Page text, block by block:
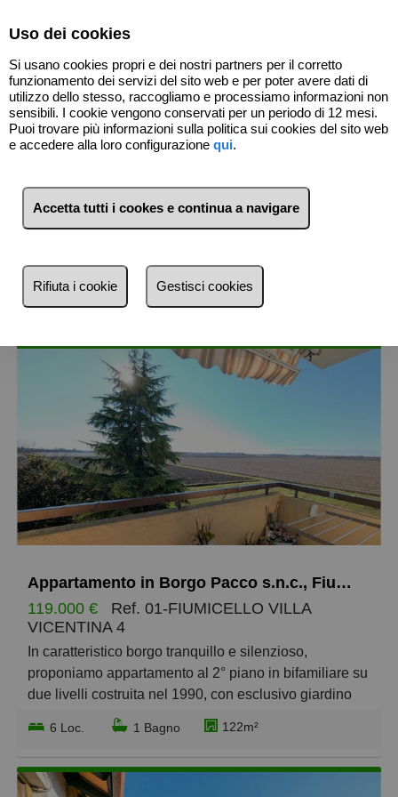
3 Immobili Fiumicello Villa Vicentina
(Udine)
Lista Mappa
Più recente
Meno recente
più piccoli
più grandi
Appartamento in Borgo Pacco s.n.c., Fiumicello Villa Vicentina
119.000 €
Ref. 01-FIUMICELLO VILLA
VICENTINA 4
proponiamo appartamento al 2° piano in bifamiliare su
due livelli costruita nel 1990, con esclusivo giardino
privato con pollaio e vista aperta sul verde.
L'immobile è disposto così:
Per accedere all'appartamento al 2°piano c'è un
6 Loc. 1 Bagno 122m²
Uso dei cookies
Si usano cookies propri e dei nostri partners per il corretto
funzionamento dei servizi del sito web e per poter avere dati di
utilizzo dello stesso, raccogliamo e processiamo informazioni non
sensibili. I cookie vengono conservati per un periodo di 12 mesi.
Puoi trovare più informazioni sulla politica sui cookies del sito web
e accedere alla loro configurazione qui.
Accetta tutti i cookes e continua a navigare
Rifiuta i cookie Gestisci cookies